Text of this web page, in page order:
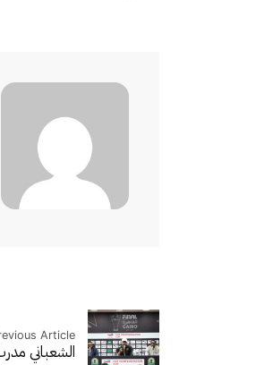
Article
الشعباني